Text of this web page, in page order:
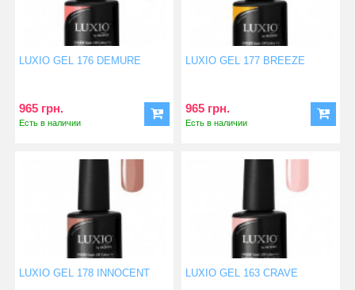
LUXIO GEL 176 DEMURE
965 грн.
Есть в наличии
LUXIO GEL 177 BREEZE
965 грн.
Есть в наличии
LUXIO GEL 178 INNOCENT LUXIO GEL 163 CRAVE